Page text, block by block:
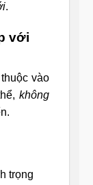
.
với
vào
không
trọng